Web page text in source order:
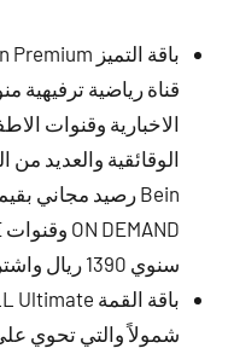
قناة رياضية ترفيهية
الاخبارية وقنوات
الوقائقية والعديد
سنوي 1390 ريال واشتراك 6 اشهر بقيمة 730 ريال